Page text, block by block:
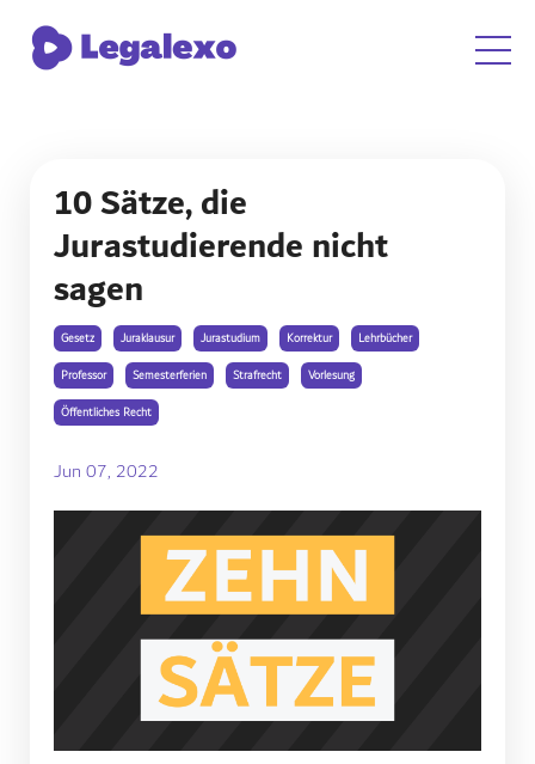
10 Sätze, die
Jurastudierende nicht
sagen
Gesetz Juraklausur Jurastudium Korrektur
Lehrbücher
Professor
Semesterferien Strafrecht
Vorlesung
Öffentliches Recht
Jun 07, 2022